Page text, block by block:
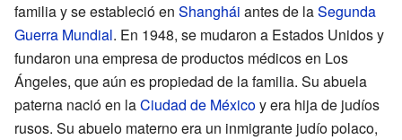
familia y se estableció en Shanghái antes de laSegunda
Guerra Mundial. En 1948, se mudaron a Estados Unidos y
fundaron una empresa de productos médicos en Los
Ángeles, que aún es propiedad de la familia. Su abuela
paterna nació en laCiudad de Méxicoy era hija de judíos
rusos. Su abuelo materno era un inmigrante judío polaco,